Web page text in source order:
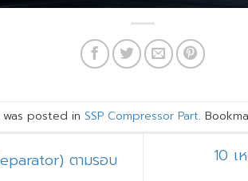
posted in SSP Compressor Part.
ตามรอบ
10 เ